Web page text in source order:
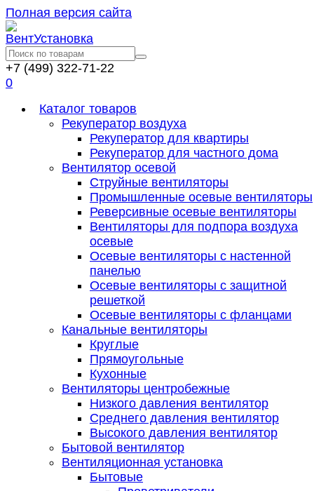
Полная версия сайта
+7 (499) 322-71-22
0
Каталог товаров
Рекуператор воздуха
Рекуператор для квартиры
Рекуператор для частного дома
Вентилятор осевой
Струйные вентиляторы
Промышленные осевые вентиляторы
Реверсивные осевые вентиляторы
Вентиляторы для подпора воздуха
осевые
Осевые вентиляторы с настенной
панелью
Осевые вентиляторы с защитной
решеткой
Осевые вентиляторы с фланцами
Канальные вентиляторы
Круглые
Прямоугольные
Кухонные
Вентиляторы центробежные
Низкого давления вентилятор
Среднего давления вентилятор
Высокого давления вентилятор
Бытовой вентилятор
Вентиляционная установка
Бытовые